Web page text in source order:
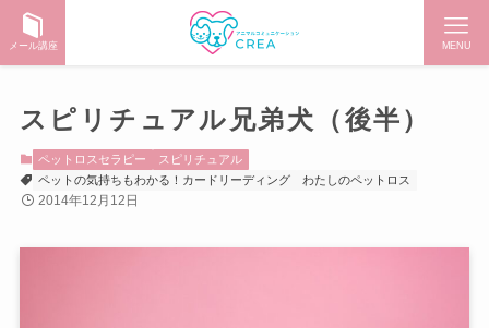
メール講座 MENU
スピリチュアル兄弟犬（後半）
ペットロスセラピー
スピリチュアル
ペットの気持ちもわかる！カードリーディング
わたしのペットロス
2014年12月12日